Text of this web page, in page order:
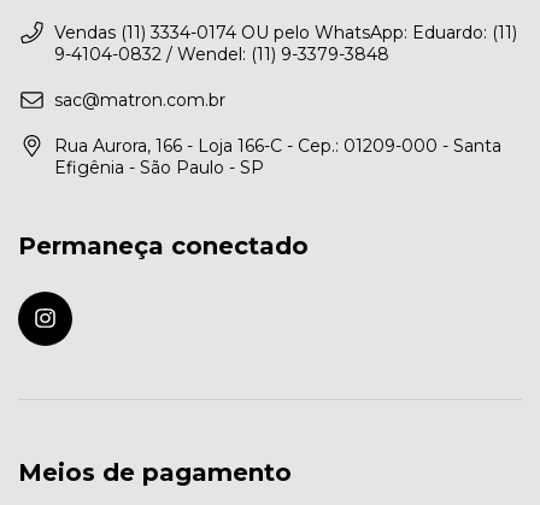
Vendas (11) 3334-0174 OU pelo WhatsApp: Eduardo: (11)
9-4104-0832 / Wendel: (11) 9-3379-3848
sac@matron.com.br
Rua Aurora, 166 - Loja 166-C - Cep.: 01209-000 - Santa
Efigênia - São Paulo - SP
Permaneça conectado
Meios de pagamento